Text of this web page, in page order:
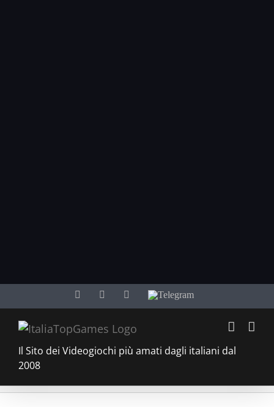
al
contenuto
FacebookTwitter YouTubeTelegram
Il Sito dei Videogiochi più amati dagli italiani dal
2008